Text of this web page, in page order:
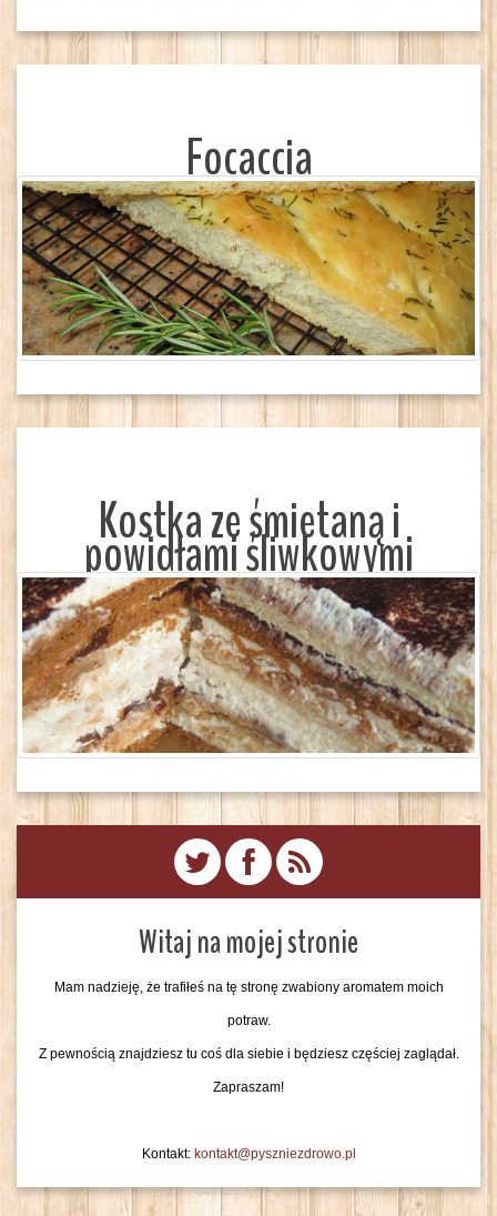
Focaccia
Kostka ze śmietaną i
powidłami śliwkowymi
Witaj na mojej stronie
Mam nadzieję, że trafiłeś na tę stronę zwabiony aromatem moich
potraw.
Z pewnością znajdziesz tu coś dla siebie i będziesz częściej zaglądał.
Zapraszam!
Kontakt: kontakt@pyszniezdrowo.pl